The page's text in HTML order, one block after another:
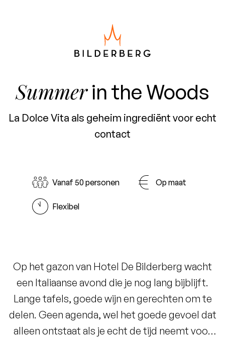
Summerin the Woods
La Dolce Vita als geheim ingrediënt voor echt
contact
Vanaf 50 personen Op maat
Flexibel
Op het gazon van Hotel De Bilderberg wacht
een Italiaanse avond die je nog lang bijblijft.
Lange tafels, goede wijn en gerechten om te
delen. Geen agenda, wel het goede gevoel dat
alleen ontstaat als je echt de tijd neemt voor